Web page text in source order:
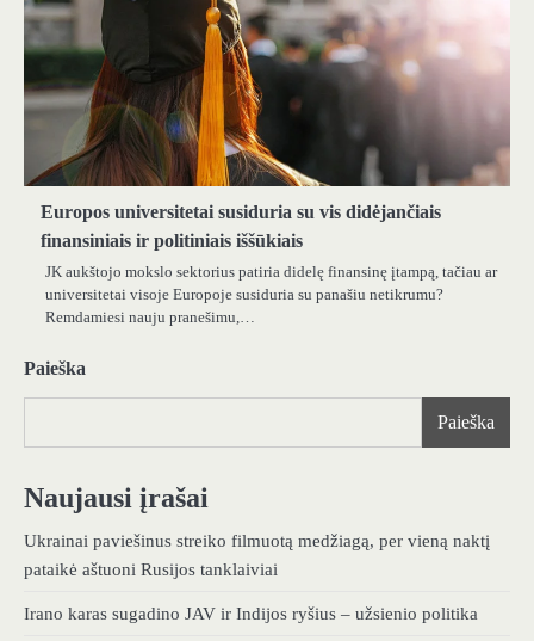
Europos universitetai susiduria su vis didėjančiais
finansiniais ir politiniais iššūkiais
JK aukštojo mokslo sektorius patiria didelę finansinę įtampą, tačiau ar
universitetai visoje Europoje susiduria su panašiu netikrumu?
Remdamiesi nauju pranešimu,…
Paieška
Paieška
Naujausi įrašai
Ukrainai paviešinus streiko filmuotą medžiagą, per vieną naktį
pataikė aštuoni Rusijos tanklaiviai
Irano karas sugadino JAV ir Indijos ryšius – užsienio politika